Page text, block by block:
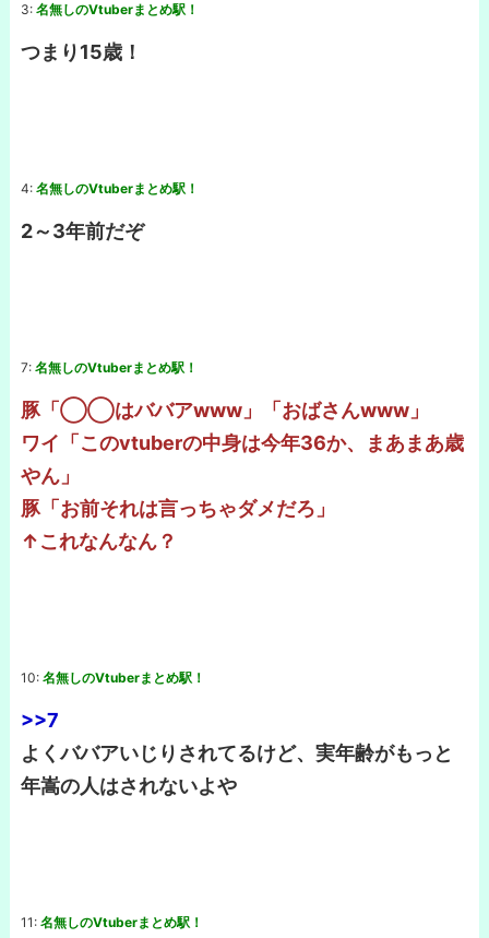
3: 名無しのVtuberまとめ駅！
つまり15歳！
4: 名無しのVtuberまとめ駅！
2～3年前だぞ
7: 名無しのVtuberまとめ駅！
豚「◯◯はババアwww」「おばさんwww」
ワイ「このvtuberの中身は今年36か、まあまあ歳
やん」
豚「お前それは言っちゃダメだろ」
↑これなんなん？
10: 名無しのVtuberまとめ駅！
>>7
よくババアいじりされてるけど、実年齢がもっと
年嵩の人はされないよや
11: 名無しのVtuberまとめ駅！